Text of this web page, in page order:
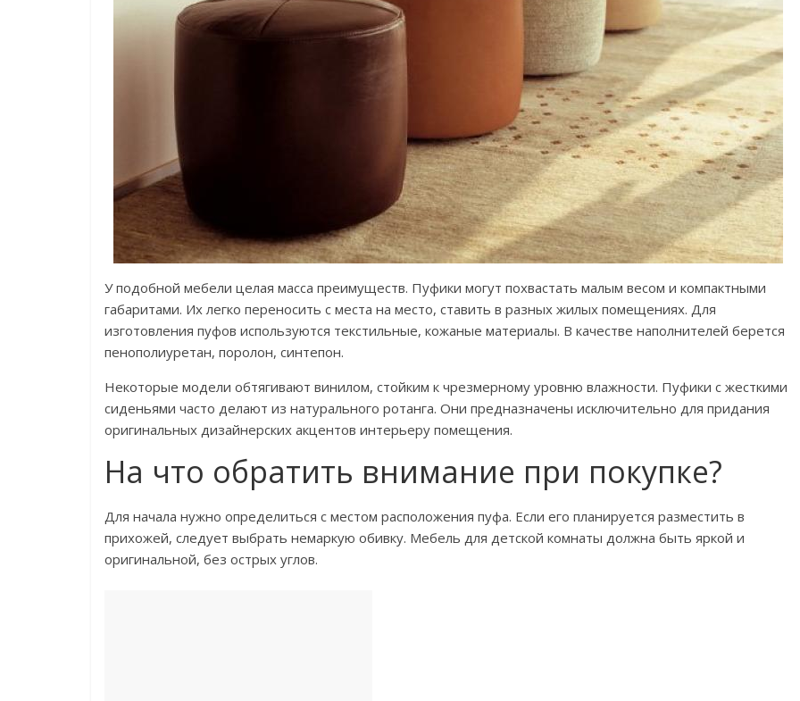
У подобной мебели целая масса преимуществ. Пуфики могут похвастать малым весом и компактными
габаритами. Их легко переносить с места на место, ставить в разных жилых помещениях. Для
изготовления пуфов используются текстильные, кожаные материалы. В качестве наполнителей берется
пенополиуретан, поролон, синтепон.
Некоторые модели обтягивают винилом, стойким к чрезмерному уровню влажности. Пуфики с жесткими
сиденьями часто делают из натурального ротанга. Они предназначены исключительно для придания
оригинальных дизайнерских акцентов интерьеру помещения.
На что обратить внимание при покупке?
Для начала нужно определиться с местом расположения пуфа. Если его планируется разместить в
прихожей, следует выбрать немаркую обивку. Мебель для детской комнаты должна быть яркой и
оригинальной, без острых углов.